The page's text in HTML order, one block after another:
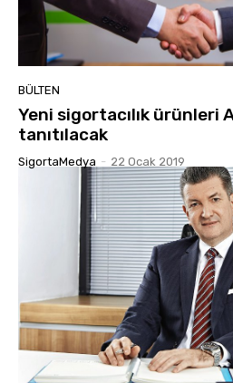
BÜLTEN
Yeni sigortacılık ürünleri
tanıtılacak
SigortaMedya - 22 Ocak 2019